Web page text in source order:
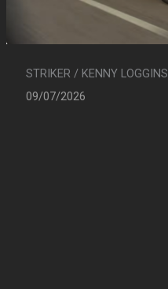
STRIKER / KENNY LOGGINS
09/07/2026